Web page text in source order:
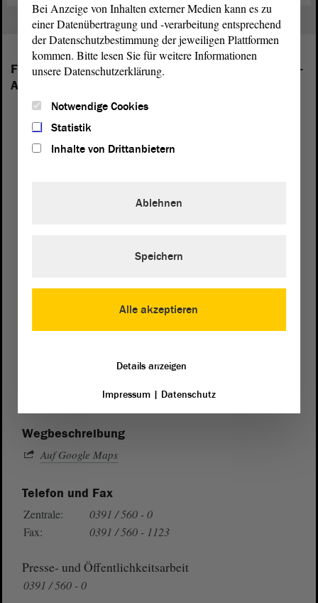
Folgende Fraktionen sind im Landtag von Sachsen-
Anhalt vertreten:
von Sachsen-Anhalt
39104 Magdeburg
Wegbeschreibung
Auf Google Maps
Telefon und Fax
Zentrale:
0391 / 560 - 0
Fax:
0391 / 560 - 1123
Presse- und Öffentlichkeitsarbeit
0391 / 560 - 0
Bei Anzeige von Inhalten externer Medien kann es zu
einer Datenübertragung und -verarbeitung entsprechend
der Datenschutzbestimmung der jeweiligen Plattformen
kommen. Bitte lesen Sie für weitere Informationen
unsere Datenschutzerklärung.
Notwendige Cookies
Statistik
Inhalte von Drittanbietern
Alle akzeptieren
Ablehnen
Speichern
Details anzeigen
Impressum| Datenschutz